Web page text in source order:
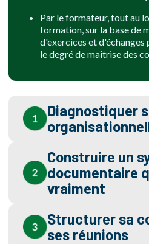
Par le formateur, tout au
formation, sur la base de
d'exercices et
le degré de maîtrise des
Diagnostiquer
Construire un
documentaire
vraiment
Structurer sa
ses réunions